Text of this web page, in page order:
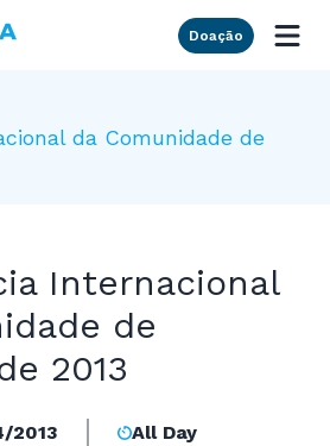
Doação
da Comunidade de
Internacional
de
2013
2013 All Day